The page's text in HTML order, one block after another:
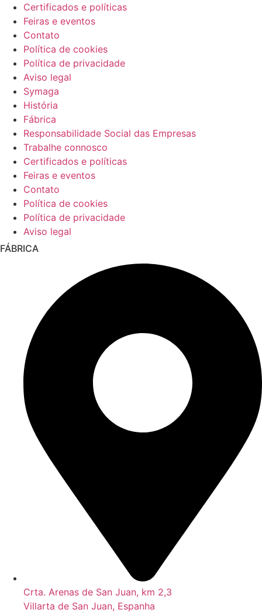
Certificados e políticas
Feiras e eventos
Contato
Política de cookies
Política de privacidade
Aviso legal
Symaga
História
Fábrica
Responsabilidade Social das Empresas
Trabalhe connosco
Certificados e políticas
Feiras e eventos
Contato
Política de cookies
Política de privacidade
Aviso legal
FÁBRICA
Crta. Arenas de San Juan, km 2,3
Villarta de San Juan, Espanha